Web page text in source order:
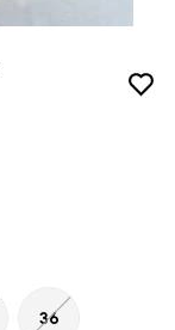
36